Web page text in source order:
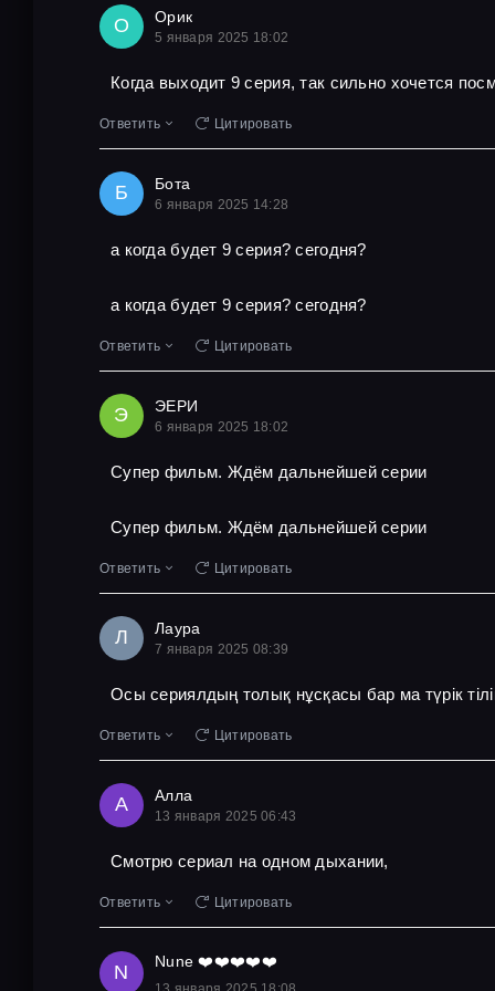
О Орик
5 января 2025 18:02
Когда выходит 9 серия, так сильно хочется
Ответить Цитировать
Б Бота
6 января 2025 14:28
а когда будет 9 серия? сегодня?
а когда будет 9 серия? сегодня?
Ответить Цитировать
Э ЭЕРИ
6 января 2025 18:02
Супер фильм. Ждём дальнейшей серии
Супер фильм. Ждём дальнейшей серии
Ответить Цитировать
Л Лаура
7 января 2025 08:39
Осы сериялдың толық нұсқасы бар ма түрік
Ответить Цитировать
А Алла
13 января 2025 06:43
Смотрю сериал на одном дыхании,
Ответить Цитировать
N
Nune ❤️❤️❤️❤️❤️